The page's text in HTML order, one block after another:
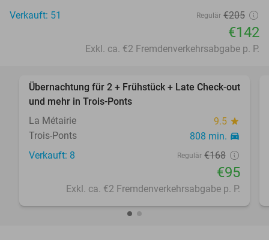
Verkauft: 51 Regulär €205
€142
Exkl. ca. €2 Fremdenverkehrsabgabe p. P.
43%
Übernachtung für 2 + Frühstück + Late Check-out
und mehr in Trois-Ponts
La Métairie
9.5 star
Trois-Ponts 808 min. directions_car
Verkauft: 8 Regulär €168
€95
Exkl. ca. €2 Fremdenverkehrsabgabe p. P.